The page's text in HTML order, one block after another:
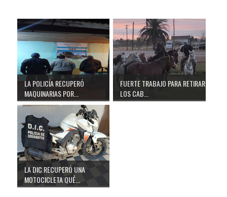
LA POLICÍA RECUPERÓ
MAQUINARIAS POR...
FUERTE TRABAJO PARA RETIRAR
LOS CAB...
LA DIC RECUPERÓ UNA
MOTOCICLETA QUÉ...